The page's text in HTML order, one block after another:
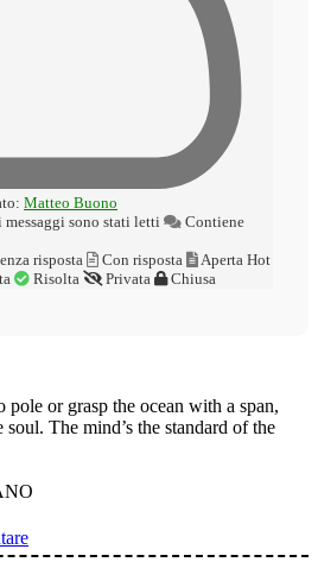
Matteo Buono
sono stati letti
Contiene
risposta Con risposta Aperta Hot
Risolta Privata Chiusa
or grasp the ocean with a span,
The mind’s the standard of the